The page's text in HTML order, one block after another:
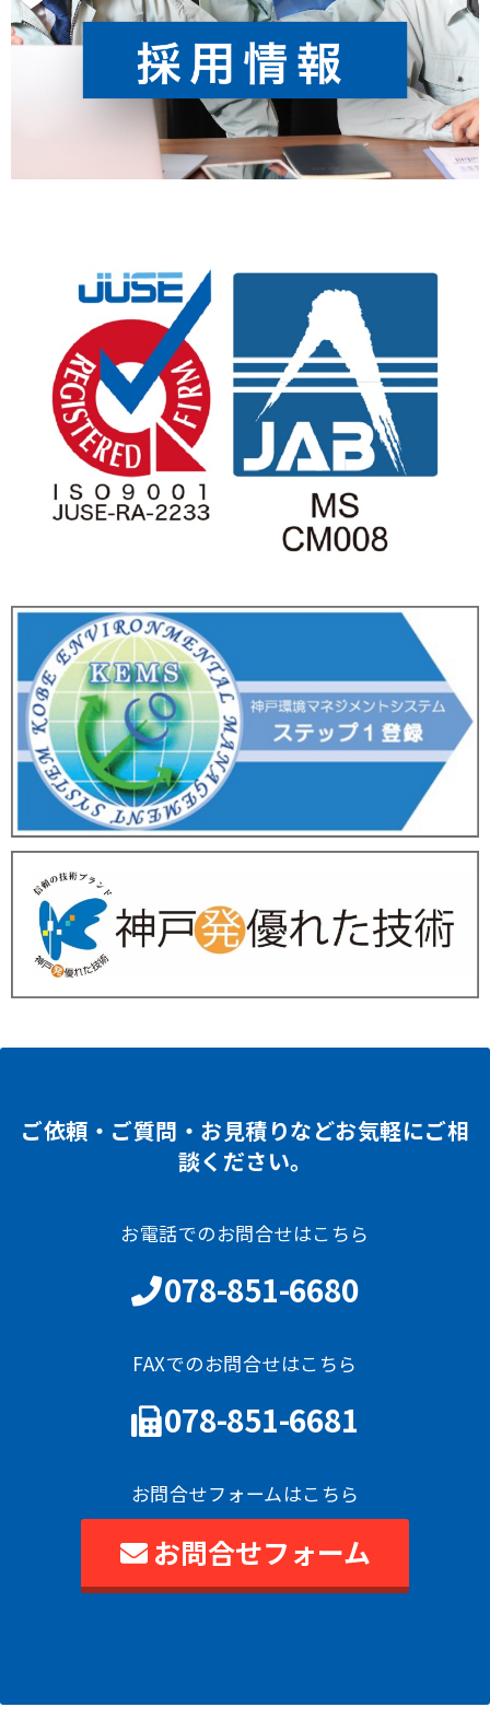
ご依頼・ご質問・お見積りなどお気軽にご相
談ください。
お電話でのお問合せはこちら
078-851-6680
FAXでのお問合せはこちら
078-851-6681
お問合せフォームはこちら
お問合せフォーム